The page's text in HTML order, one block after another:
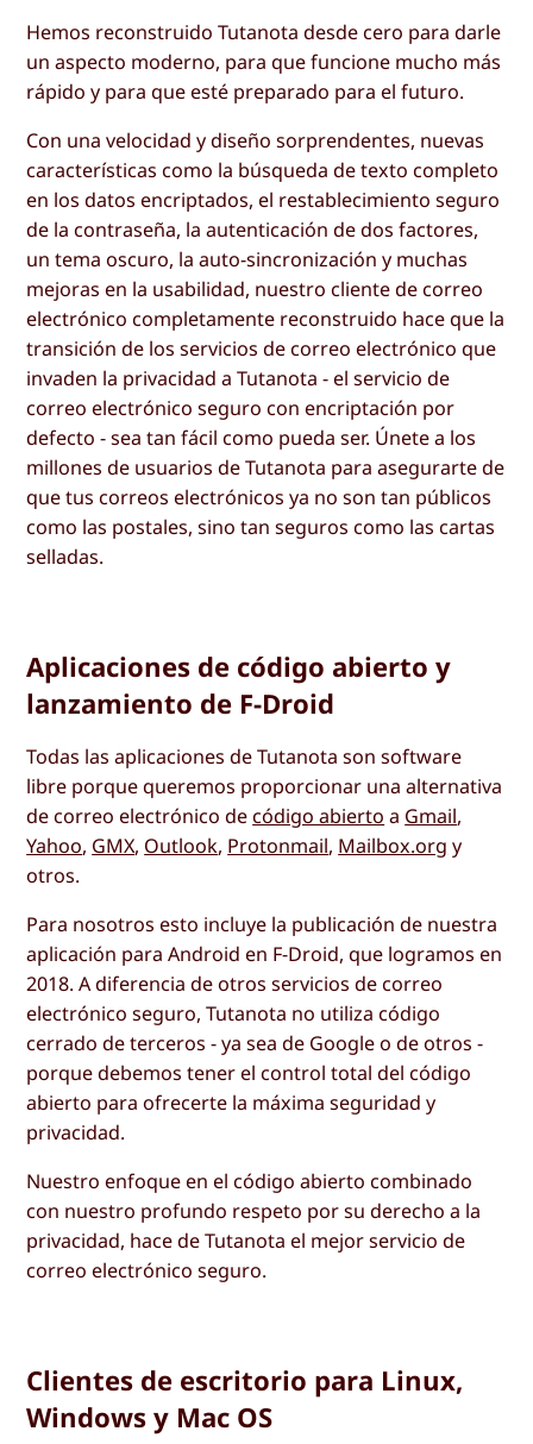
Hemos reconstruido Tutanota desde cero para darle
un aspecto moderno, para que funcione mucho más
rápido y para que esté preparado para el futuro.
Con una velocidad y diseño sorprendentes, nuevas
características como la búsqueda de texto completo
en los datos encriptados, el restablecimiento seguro
de la contraseña, la autenticación de dos factores,
un tema oscuro, la auto-sincronización y muchas
mejoras en la usabilidad, nuestro cliente de correo
electrónico completamente reconstruido hace que la
transición de los servicios de correo electrónico que
invaden la privacidad a Tutanota - el servicio de
correo electrónico seguro con encriptación por
defecto - sea tan fácil como pueda ser. Únete a los
millones de usuarios de Tutanota para asegurarte de
que tus correos electrónicos ya no son tan públicos
como las postales, sino tan seguros como las cartas
selladas.
Aplicaciones de código abierto y
lanzamiento de F-Droid
Todas las aplicaciones de Tutanota son software
libre porque queremos proporcionar una alternativa
de correo electrónico de código abierto a Gmail,
Yahoo, GMX, Outlook, Protonmail, Mailbox.org y
otros.
Para nosotros esto incluye la publicación de nuestra
aplicación para Android en F-Droid, que logramos en
2018. A diferencia de otros servicios de correo
electrónico seguro, Tutanota no utiliza código
cerrado de terceros - ya sea de Google o de otros -
porque debemos tener el control total del código
abierto para ofrecerte la máxima seguridad y
privacidad.
Nuestro enfoque en el código abierto combinado
con nuestro profundo respeto por su derecho a la
privacidad, hace de Tutanota el mejor servicio de
correo electrónico seguro.
Clientes de escritorio para Linux,
Windows y Mac OS